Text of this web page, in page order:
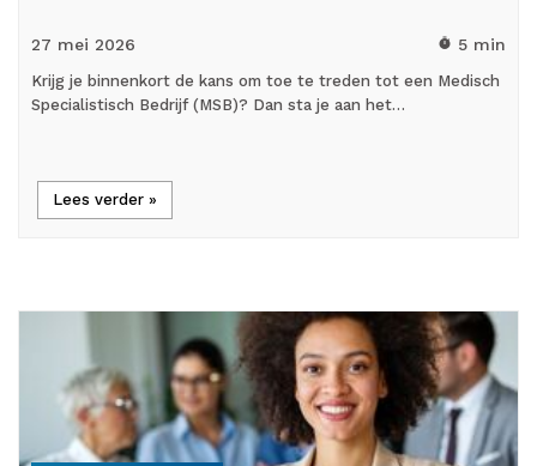
27 mei 2026 timer 5 min
Krijg je binnenkort de kans om toe te treden tot een Medisch
Specialistisch Bedrijf (MSB)? Dan sta je aan het…
Lees verder »